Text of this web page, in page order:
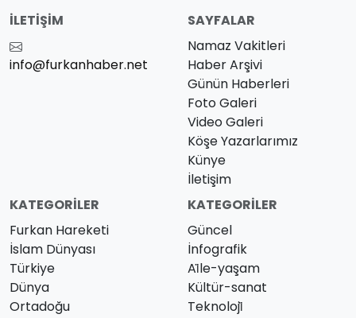
İLETIŞIM
info@furkanhaber.net
SAYFALAR
Namaz Vakitleri
Haber Arşivi
Günün Haberleri
Foto Galeri
Video Galeri
Köşe Yazarlarımız
Künye
İletişim
KATEGORILER
Furkan Hareketi
İslam Dünyası
Türkiye
Dünya
Ortadoğu
KATEGORILER
Güncel
İnfografik
Ai̇le-yaşam
Kültür-sanat
Teknoloji̇